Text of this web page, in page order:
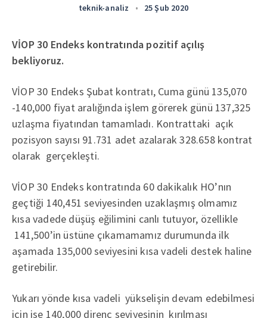
teknik-analiz • 25 Şub 2020
VİOP 30 Endeks kontratında pozitif açılış
bekliyoruz.
VİOP 30 Endeks Şubat kontratı, Cuma günü 135,070
-140,000 fiyat aralığında işlem görerek günü 137,325
uzlaşma fiyatından tamamladı. Kontrattaki açık
pozisyon sayısı 91.731 adet azalarak 328.658 kontrat
olarak gerçekleşti.
VİOP 30 Endeks kontratında 60 dakikalık HO’nın
geçtiği 140,451 seviyesinden uzaklaşmış olmamız
kısa vadede düşüş eğilimini canlı tutuyor, özellikle
141,500’in üstüne çıkamamamız durumunda ilk
aşamada 135,000 seviyesini kısa vadeli destek haline
getirebilir.
Yukarı yönde kısa vadeli yükselişin devam edebilmesi
için ise 140,000 direnç seviyesinin kırılması